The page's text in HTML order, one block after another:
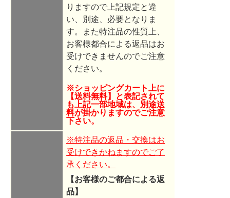
りますので 上記規定と違
い、別途、必要となりま
す。また特注品の性質上、
お客様都合による返品はお
受けできませんのでご注意
ください。
※ショッピングカート上に
【送料無料】と表記されて
も上記一部地域は、別途送
料が掛かりますのでご注意
下さい。
※特注品の返品・交換はお
受けできかねますのでご了
承ください。
【お客様のご都合による返
品】